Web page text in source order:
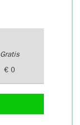
Gratis
€ 0